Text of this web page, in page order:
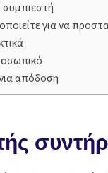
για να
απόδοση